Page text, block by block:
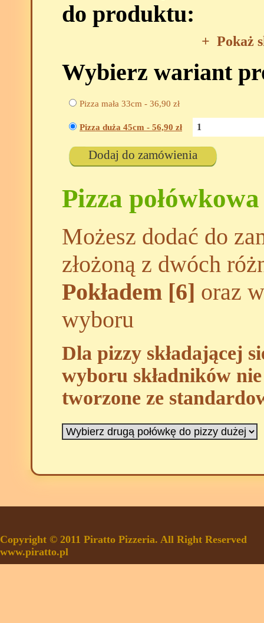
do produktu:
+ Pokaż
Wybierz wariant
Pizza mała 33cm - 36,90 zł
Pizza duża 45cm - 56,90 zł
Dodaj do zamówienia
Pizza połówkowa
Możesz dodać do
złożoną z dwóch
Pokładem [6] oraz
wyboru
Dla pizzy składającej
wyboru składników
tworzone ze
Copyright © 2011 Piratto Pizzeria. All Right Reserved
www.piratto.pl